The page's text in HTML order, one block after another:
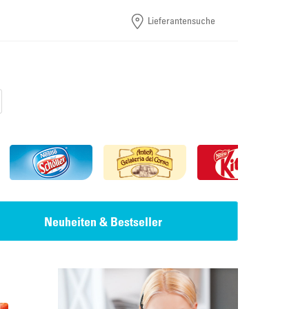
Lieferantensuche
Neuheiten & Bestseller